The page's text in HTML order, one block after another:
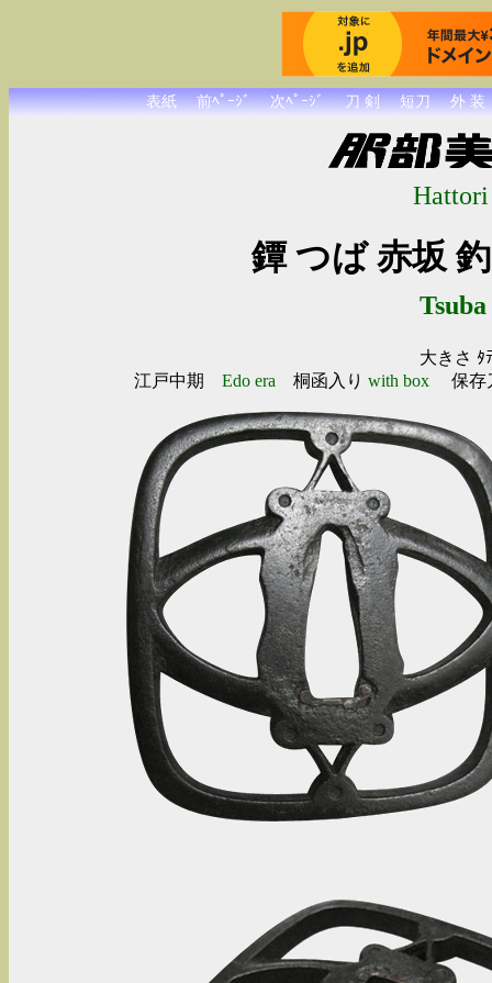
表紙 前ﾍﾟｰｼﾞ 次ﾍﾟｰｼﾞ 刀 剣 短刀 外 装
Hattori
鐔 つば 赤坂
大きさ ﾀ
江戸中期 Edo era 桐函入り with box保存